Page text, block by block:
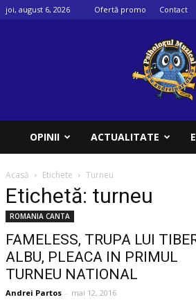
joi, august 6, 2026 Ofertă promo Contact
OPINII ACTUALITATE
Acasă Etichete Turneu
Etichetă: turneu
ROMANIA CANTA
FAMELESS, TRUPA LUI
ALBU, PLEACA IN PRIMUL
TURNEU NATIONAL
Andrei Partos - mai 12, 2016